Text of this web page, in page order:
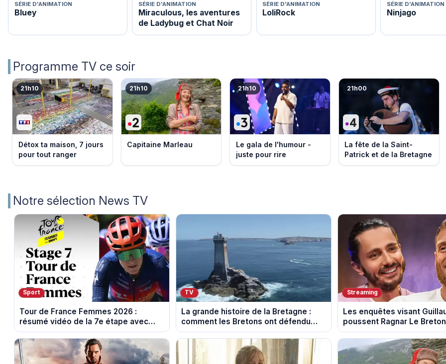
SÉRIE D'ANIMATION
Bluey
SÉRIE D'ANIMATION
Miraculous, les aventures
de Ladybug et Chat Noir
SÉRIE D'ANIMATION
LoliRock
SÉRIE D'ANIMATION
Ninjago
Programme TV ce soir
21h10
Détox ta maison, 7 jours
pour tout ranger
21h10
Capitaine Marleau
21h10
Le gala de l'humour -
juste pour rire
21h00
La fête de la Saint-
Patrick et de la Bretagne
Notre sélection News TV
Sport
Tour de France Femmes 2026 :
résumé vidéo de la 7e étape avec
l'ascension du Mont Ventoux
TV
La grande histoire de la Bretagne :
comment les Bretons ont défendu
leur culture au fil des décennies
Streaming
Les enquêtes visant
poussent Ragnar Le
la tournée Legend